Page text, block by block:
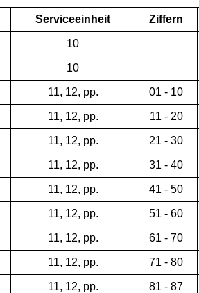
Serviceeinheit Ziffern
10
10
11, 12, pp. 01 - 10
11, 12, pp. 11 - 20
11, 12, pp. 21 - 30
11, 12, pp. 31 - 40
11, 12, pp. 41 - 50
11, 12, pp. 51 - 60
11, 12, pp. 61 - 70
11, 12, pp. 71 - 80
11, 12, pp. 81 - 87